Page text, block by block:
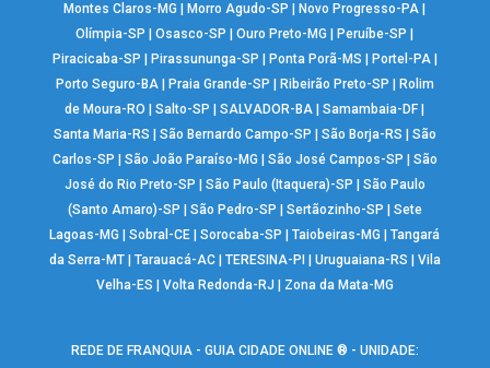
Montes Claros-MG
Morro Agudo-SP Novo Progresso-PA
Olímpia-SP
|Osasco-SP |Ouro Preto-MG Peruíbe-SP
Piracicaba-SP
Pirassununga-SP Ponta Porã-MS Portel-PA|
Porto Seguro-BA| Praia Grande-SP Ribeirão Preto-SP
Rolim
de Moura-RO
|Salto-SP |SALVADOR-BA |Samambaia-DF
Santa Maria-RS
São Bernardo Campo-SP São Borja-RS
São
Carlos-SP
São João Paraíso-MG São José Campos-SP
São
José do Rio Preto-SP
São Paulo (Itaquera)-SP
São Paulo
(Santo Amaro)-SP
São Pedro-SP Sertãozinho-SP
Sete
Lagoas-MG
|Sobral-CE |Sorocaba-SP |Taiobeiras-MG |Tangará
da Serra-MT| Tarauacá-AC| TERESINA-PI Uruguaiana-RS
Vila
Velha-ES
Volta Redonda-RJ Zona da Mata-MG
REDE DE FRANQUIA - GUIA CIDADE ONLINE ® - UNIDADE: